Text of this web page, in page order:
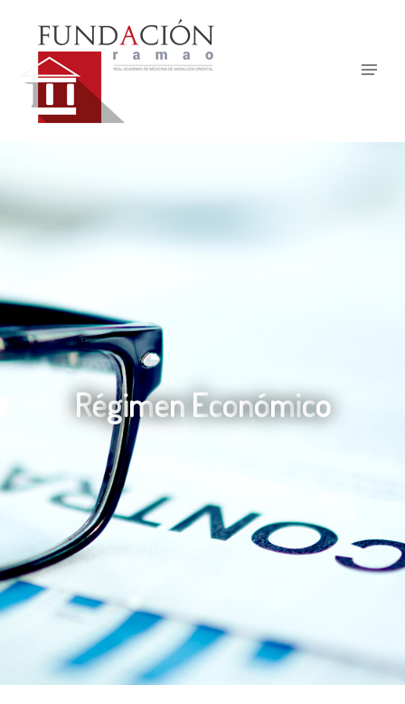
RégimenEconómico